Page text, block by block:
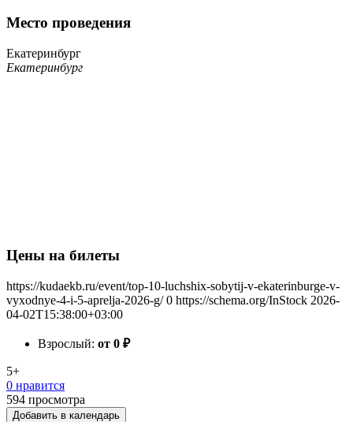
Место проведения
Екатеринбург
Екатеринбург
Цены на билеты
https://kudaekb.ru/event/top-10-luchshix-sobytij-v-ekaterinburge-v-
vyxodnye-4-i-5-aprelja-2026-g/ 0 https://schema.org/InStock 2026-
04-02T15:38:00+03:00
Взрослый: от 0 ₽
5+
0 нравится
594 просмотра
Добавить в календарь